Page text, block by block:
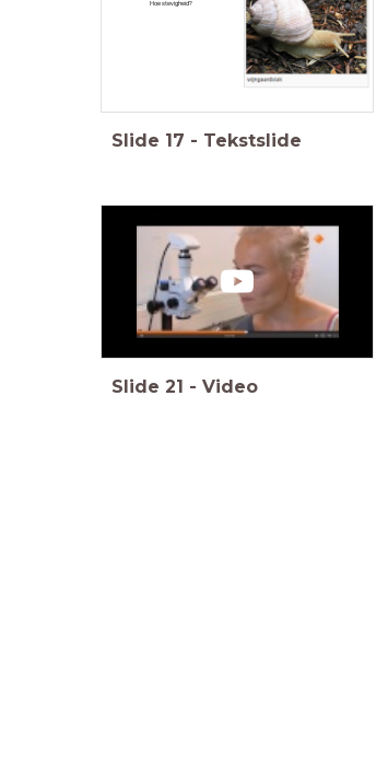
Hoe stevigheid?
Slide 17 - Tekstslide
Slide 21 - Video